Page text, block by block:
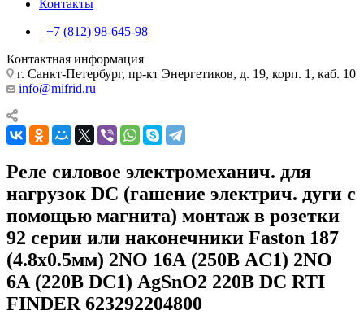
Контакты
+7 (812) 98-645-98
Контактная информация
г. Санкт-Петербург, пр-кт Энергетиков, д. 19, корп. 1, каб. 10
info@mifrid.ru
Реле силовое электромеханич. для
нагрузок DC (гашение электрич. дуги с
помощью магнита) монтаж в розетки
92 серии или наконечники Faston 187
(4.8х0.5мм) 2NO 16А (250В AC1) 2NO
6А (220В DC1) AgSnO2 220В DC RTI
FINDER 623292204800